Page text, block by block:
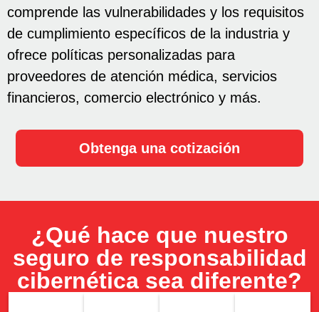
comprende las vulnerabilidades y los requisitos
de cumplimiento específicos de la industria y
ofrece políticas personalizadas para
proveedores de atención médica, servicios
financieros, comercio electrónico y más.
Obtenga una cotización
¿Qué hace que nuestro
seguro de responsabilidad
cibernética sea diferente?